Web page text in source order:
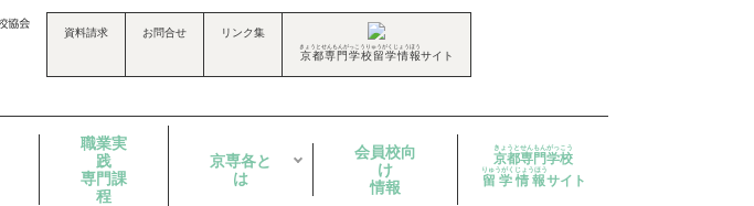
資料請求 お問合せ
リンク集
京都専門学校留学情報
きょうとせんもんがっこうりゅうがくじょうほう
サイト
職業実
践
専門課
程
京専各と
は
会員校向
け
情報
京都専門学校
きょうとせんもんがっこう
留学情報
りゅうがくじょうほう
サイト